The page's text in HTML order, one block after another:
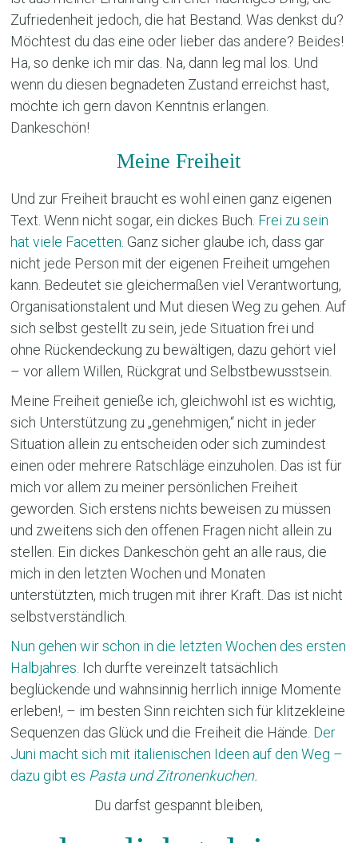
Zufriedenheit jedoch, die hat Bestand. Was denkst du?
Möchtest du das eine oder lieber das andere? Beides!
Ha, so denke ich mir das. Na, dann leg mal los. Und
wenn du diesen begnadeten Zustand erreichst hast,
möchte ich gern davon Kenntnis erlangen.
Dankeschön!
Meine Freiheit
Und zur Freiheit braucht es wohl einen ganz eigenen
Text. Wenn nicht sogar, ein dickes Buch. Frei zu sein
hat viele Facetten. Ganz sicher glaube ich, dass gar
nicht jede Person mit der eigenen Freiheit umgehen
kann. Bedeutet sie gleichermaßen viel Verantwortung,
Organisationstalent und Mut diesen Weg zu gehen. Auf
sich selbst gestellt zu sein, jede Situation frei und
ohne Rückendeckung zu bewältigen, dazu gehört viel
– vor allem Willen, Rückgrat und Selbstbewusstsein.
Meine Freiheit genieße ich, gleichwohl ist es wichtig,
sich Unterstützung zu „genehmigen,“ nicht in jeder
Situation allein zu entscheiden oder sich zumindest
einen oder mehrere Ratschläge einzuholen. Das ist für
mich vor allem zu meiner persönlichen Freiheit
geworden. Sich erstens nichts beweisen zu müssen
und zweitens sich den offenen Fragen nicht allein zu
stellen. Ein dickes Dankeschön geht an alle raus, die
mich in den letzten Wochen und Monaten
unterstützten, mich trugen mit ihrer Kraft. Das ist nicht
selbstverständlich.
Nun gehen wir schon in die letzten Wochen des ersten
Halbjahres. Ich durfte vereinzelt tatsächlich
beglückende und wahnsinnig herrlich innige Momente
erleben!, – im besten Sinn reichten sich für klitzekleine
Sequenzen das Glück und die Freiheit die Hände. Der
Juni macht sich mit italienischen Ideen auf den Weg –
dazu gibt es Pasta und Zitronenkuchen.
Du darfst gespannt bleiben,